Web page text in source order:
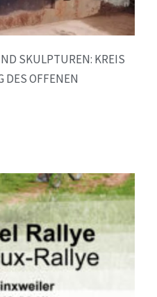
SKULPTUREN: KREIS
DES OFFENEN